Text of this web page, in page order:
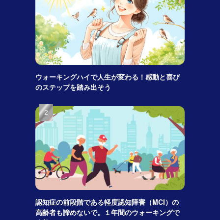
ウォーキングハイで人生が変わる！感動と喜び
のステップを踏み出そう
認知症の前段階である軽度認知障害（MCI）の
高齢者も諦めないで。１年間のウォーキングで